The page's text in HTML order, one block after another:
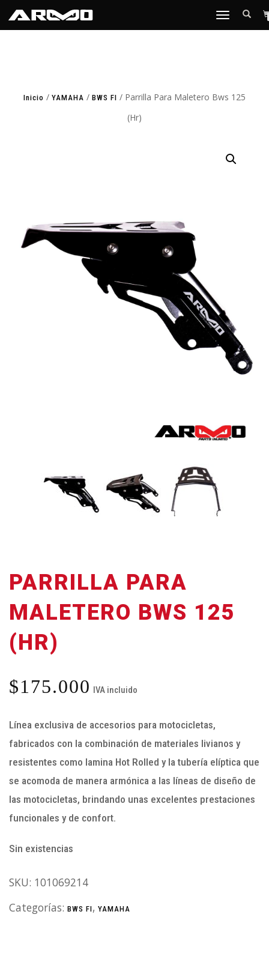
TOGGLE
Inicio / YAMAHA / BWS FI / Parrilla Para Maletero Bws 125
(Hr)
PARRILLA PARA
MALETERO BWS 125
(HR)
$175.000 IVA incluido
Línea exclusiva de accesorios para motocicletas,
fabricados con la combinación de materiales livianos y
resistentes como lamina Hot Rolled y la tubería elíptica que
se acomoda de manera armónica a las líneas de diseño de
las motocicletas, brindando unas excelentes prestaciones
funcionales y de confort.
Sin existencias
SKU: 101069214
Categorías: BWS FI, YAMAHA